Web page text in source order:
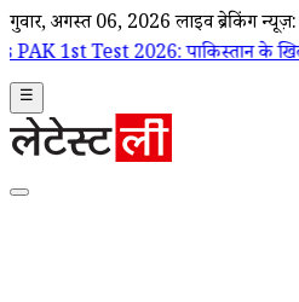
गुरूवार, अगस्त 06, 2026 लाइव ब्रेकिंग न्यूज़:
2026: पाकिस्तान के खिलाफ पहले टेस्ट
☰